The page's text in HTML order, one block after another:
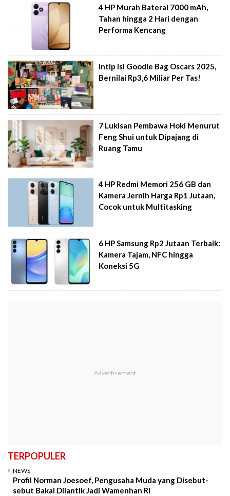
4 HP Murah Baterai 7000 mAh,
Tahan hingga 2 Hari dengan
Performa Kencang
Intip Isi Goodie Bag Oscars 2025,
Bernilai Rp3,6 Miliar Per Tas!
7 Lukisan Pembawa Hoki Menurut
Feng Shui untuk Dipajang di
Ruang Tamu
4 HP Redmi Memori 256 GB dan
Kamera Jernih Harga Rp1 Jutaan,
Cocok untuk Multitasking
6 HP Samsung Rp2 Jutaan Terbaik:
Kamera Tajam, NFC hingga
Koneksi 5G
TERPOPULER
NEWS
Profil Norman Joesoef, Pengusaha Muda yang Disebut-
sebut Bakal Dilantik Jadi Wamenhan RI